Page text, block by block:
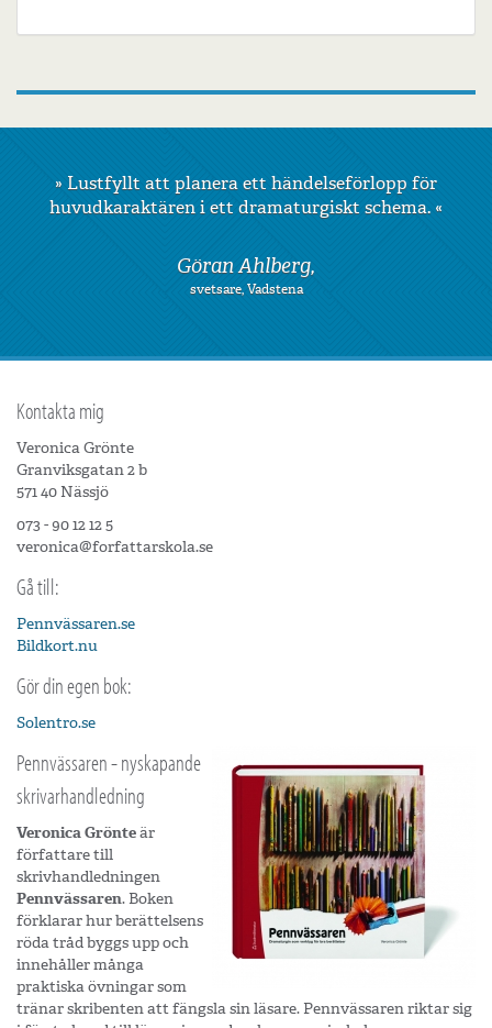
» Lustfyllt att planera ett händelseförlopp för
huvudkaraktären i ett dramaturgiskt schema. «
Göran Ahlberg,
svetsare, Vadstena
Kontakta mig
Veronica Grönte
Granviksgatan 2 b
571 40 Nässjö
073 - 90 12 12 5
veronica@forfattarskola.se
Gå till:
Pennvässaren.se
Bildkort.nu
Gör din egen bok:
Solentro.se
Pennvässaren - nyskapande
skrivarhandledning
Veronica Grönteär
författare till
skrivhandledningen
Pennvässaren. Boken
förklarar hur berättelsens
röda tråd byggs upp och
innehåller många
praktiska övningar som
tränar skribenten att fängsla sin läsare. Pennvässaren riktar sig